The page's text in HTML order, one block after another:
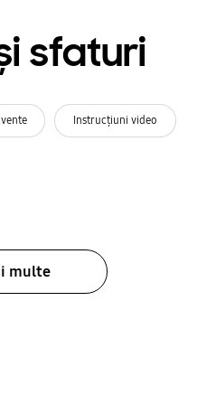
sfaturi
Instrucţiuni video
multe